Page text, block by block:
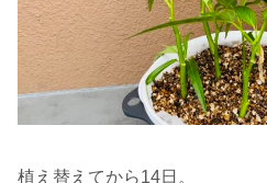
植え替えてから14日。